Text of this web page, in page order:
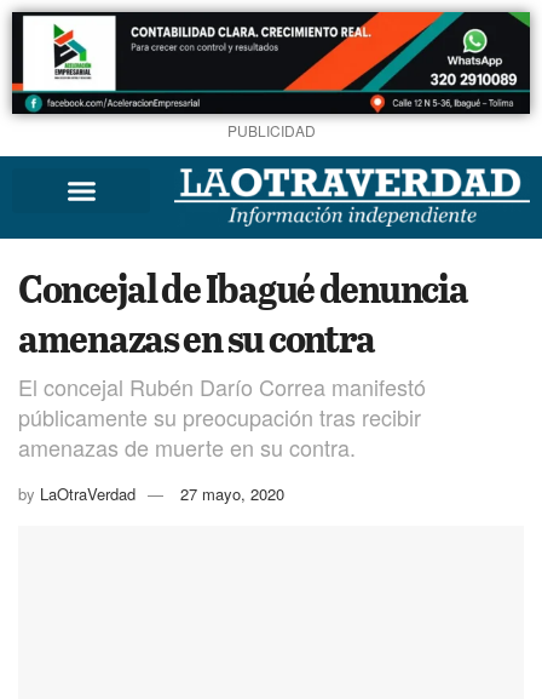
PUBLICIDAD
Concejal de Ibagué denuncia
amenazas en su contra
El concejal Rubén Darío Correa manifestó
públicamente su preocupación tras recibir
amenazas de muerte en su contra.
by LaOtraVerdad 27 mayo, 2020